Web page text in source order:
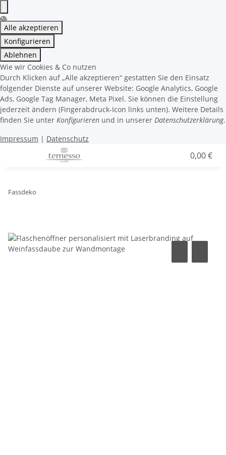
Alle akzeptieren
Konfigurieren
Ablehnen
Wie wir Cookies & Co nutzen
Durch Klicken auf „Alle akzeptieren“ gestatten Sie den Einsatz
folgender Dienste auf unserer Website: Google Analytics, Google
Ads, Google Tag Manager, Meta Pixel. Sie können die Einstellung
jederzeit ändern (Fingerabdruck-Icon links unten). Weitere Details
finden Sie unter Konfigurieren und in unserer Datenschutzerklärung.
Impressum | Datenschutz
0,00 €
Fassdeko